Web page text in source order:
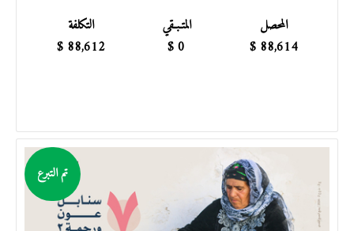
المحصل
88,614
$
المتـبـقي
0
$
التكلفة
88,612
$
تم التبرع